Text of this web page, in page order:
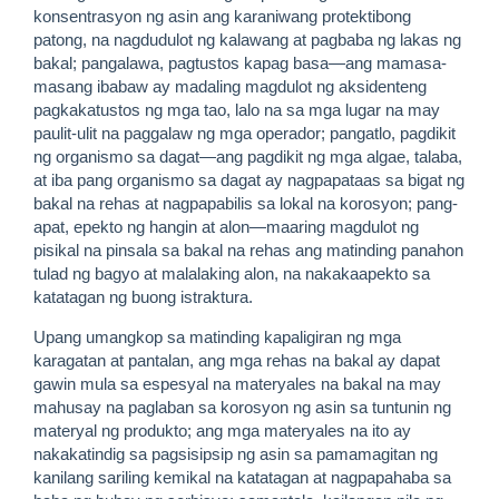
konsentrasyon ng asin ang karaniwang protektibong
patong, na nagdudulot ng kalawang at pagbaba ng lakas ng
bakal; pangalawa, pagtustos kapag basa—ang mamasa-
masang ibabaw ay madaling magdulot ng aksidenteng
pagkakatustos ng mga tao, lalo na sa mga lugar na may
paulit-ulit na paggalaw ng mga operador; pangatlo, pagdikit
ng organismo sa dagat—ang pagdikit ng mga algae, talaba,
at iba pang organismo sa dagat ay nagpapataas sa bigat ng
bakal na rehas at nagpapabilis sa lokal na korosyon; pang-
apat, epekto ng hangin at alon—maaring magdulot ng
pisikal na pinsala sa bakal na rehas ang matinding panahon
tulad ng bagyo at malalaking alon, na nakakaapekto sa
katatagan ng buong istraktura.
Upang umangkop sa matinding kapaligiran ng mga
karagatan at pantalan, ang mga rehas na bakal ay dapat
gawin mula sa espesyal na materyales na bakal na may
mahusay na paglaban sa korosyon ng asin sa tuntunin ng
materyal ng produkto; ang mga materyales na ito ay
nakakatindig sa pagsisipsip ng asin sa pamamagitan ng
kanilang sariling kemikal na katatagan at nagpapahaba sa